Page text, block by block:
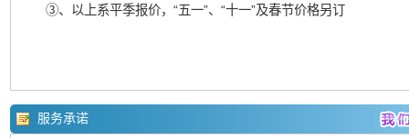
③、以上系平季报价，“五一”、“十一”及春节价格另订
服务承诺